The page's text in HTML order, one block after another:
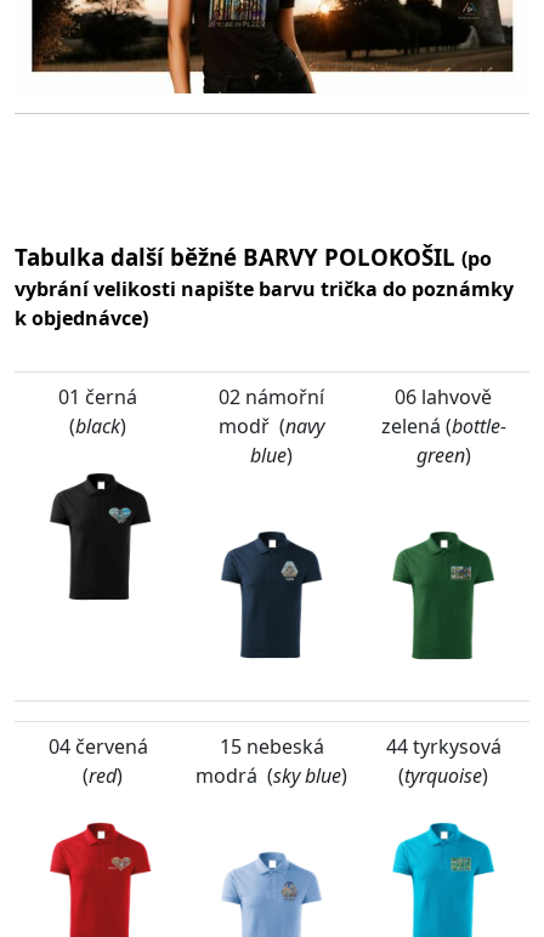
Tabulka další běžné BARVY POLOKOŠIL (po
vybrání velikosti napište barvu trička do poznámky
k objednávce)
01 černá
(black)
02 námořní
modř (navy
blue)
06 lahvově
zelená (bottle-
green)
04 červená
(red)
15 nebeská
modrá (sky blue)
44 tyrkysová
(tyrquoise)